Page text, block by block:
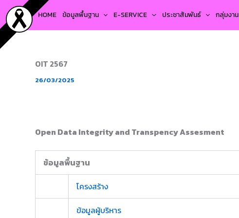
Skip
to
content
HOME ข้อมูลพื้นฐาน E-SERVICE ประชาสัมพันธ์ กลุ่มงาน
OIT 2567
26/03/2025
Open Data Integrity and Transpency Assesment
ข้อมูลพื้นฐาน
โครงสร้าง
ข้อมูลผู้บริหาร